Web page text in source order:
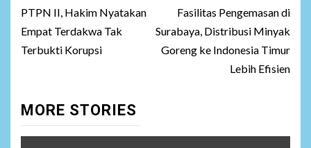
PTPN II, Hakim Nyatakan
Empat Terdakwa Tak
Terbukti Korupsi
Fasilitas Pengemasan di
Surabaya, Distribusi Minyak
Goreng ke Indonesia Timur
Lebih Efisien
MORE STORIES